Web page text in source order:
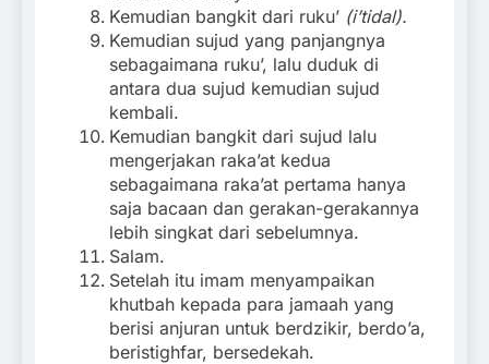
Kemudian bangkit dari ruku’ (i’tidal).
Kemudian sujud yang panjangnya
sebagaimana ruku’, lalu duduk di
antara dua sujud kemudian sujud
kembali.
Kemudian bangkit dari sujud lalu
mengerjakan raka’at kedua
sebagaimana raka’at pertama hanya
saja bacaan dan gerakan-gerakannya
lebih singkat dari sebelumnya.
Salam.
Setelah itu imam menyampaikan
khutbah kepada para jamaah yang
berisi anjuran untuk berdzikir, berdo’a,
beristighfar, bersedekah.